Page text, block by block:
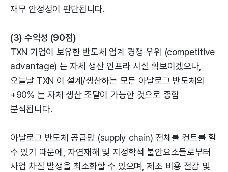
재무 안정성이 판단됩니다.
(3) 수익성 (90점)
TXN 기업이 보유한 반도체 업계 경쟁 우위 (competitive
advantage) 는 자체 생산 인프라 시설 확보이겠으나,
오늘날 TXN 이 설계/생산하는 모든 아날로그 반도체의
+90% 는 자체 생산 조달이 가능한 것으로 종합
분석됩니다.
아날로그 반도체 공급망 (supply chain) 전체를 컨트롤 할
수 있기 때문에, 자연재해 및 지정학적 불안요소들로부터
사업 차질 발생을 최소화할 수 있으며, 제조 비용 절감 및